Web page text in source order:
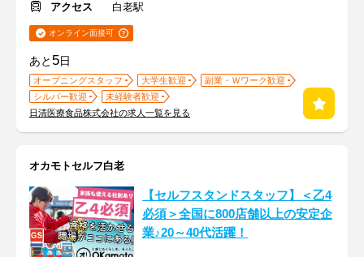
アクセス
白老駅
オンライン面接可
あと 5日
オープニングスタッフ 大学生歓迎
副業・Ｗワーク歓迎
シルバー歓迎
未経験者歓迎
日清医療食品株式会社の求人一覧を見る
オカモトセルフ白老
【セルフスタンドスタッフ】＜乙4
必須＞全国に800店舗以上の安定企
業♪20～40代活躍！